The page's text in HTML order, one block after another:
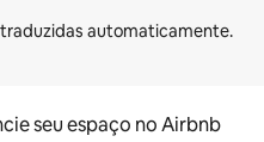
seu espaço no Airbnb